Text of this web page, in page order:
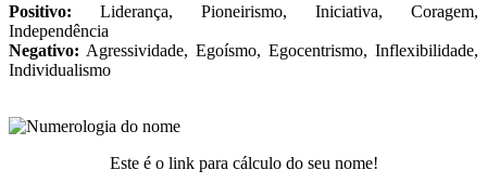
Positivo: Liderança, Pioneirismo, Iniciativa, Coragem,
Independência
Negativo: Agressividade, Egoísmo, Egocentrismo, Inflexibilidade,
Individualismo
Este é o link para cálculo do seu nome!